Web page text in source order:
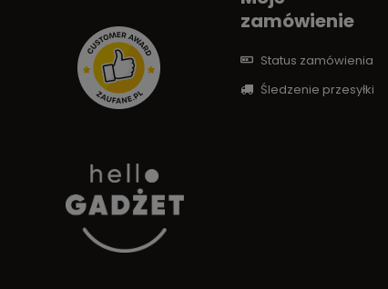
zamówienie
Status zamówienia
Śledzenie przesyłki